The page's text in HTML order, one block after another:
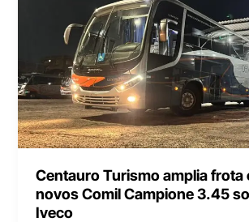
Centauro Turismo amplia frota
novos Comil Campione 3.45
Iveco